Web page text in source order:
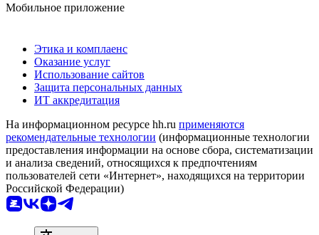
Мобильное приложение
Этика и комплаенс
Оказание услуг
Использование сайтов
Защита персональных данных
ИТ аккредитация
На информационном ресурсе hh.ru применяются
рекомендательные технологии (информационные технологии
предоставления информации на основе сбора, систематизации
и анализа сведений, относящихся к предпочтениям
пользователей сети «Интернет», находящихся на территории
Российской Федерации)